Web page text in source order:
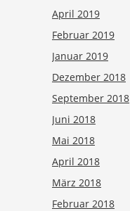
April 2019
Februar 2019
Januar 2019
Dezember 2018
September 2018
Juni 2018
Mai 2018
April 2018
März 2018
Februar 2018